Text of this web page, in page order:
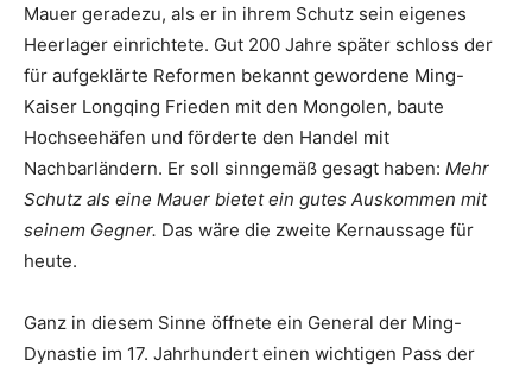
Mauer geradezu, als er in ihrem Schutz sein eigenes
Heerlager einrichtete. Gut 200 Jahre später schloss der
für aufgeklärte Reformen bekannt gewordene Ming-
Kaiser Longqing Frieden mit den Mongolen, baute
Hochseehäfen und förderte den Handel mit
Nachbarländern. Er soll sinngemäß gesagt haben: Mehr
Schutz als eine Mauer bietet ein gutes Auskommen mit
seinem Gegner. Das wäre die zweite Kernaussage für
heute.
Ganz in diesem Sinne öffnete ein General der Ming-
Dynastie im 17. Jahrhundert einen wichtigen Pass der